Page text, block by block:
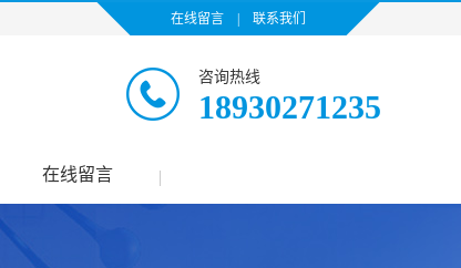
在线留言 联系我们
咨询热线
18930271235
在线留言